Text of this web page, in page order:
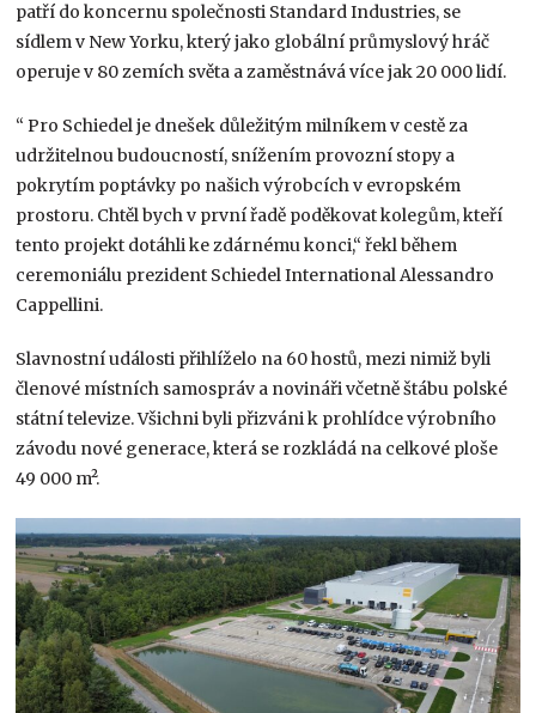
patří do koncernu společnosti Standard Industries, se
sídlem v New Yorku, který jako globální průmyslový hráč
operuje v 80 zemích světa a zaměstnává více jak 20 000 lidí.
“ Pro Schiedel je dnešek důležitým milníkem v cestě za
udržitelnou budoucností, snížením provozní stopy a
pokrytím poptávky po našich výrobcích v evropském
prostoru. Chtěl bych v první řadě poděkovat kolegům, kteří
tento projekt dotáhli ke zdárnému konci,“ řekl během
ceremoniálu prezident Schiedel International Alessandro
Cappellini.
Slavnostní události přihlíželo na 60 hostů, mezi nimiž byli
členové místních samospráv a novináři včetně štábu polské
státní televize. Všichni byli přizváni k prohlídce výrobního
závodu nové generace, která se rozkládá na celkové ploše
49 000 m².